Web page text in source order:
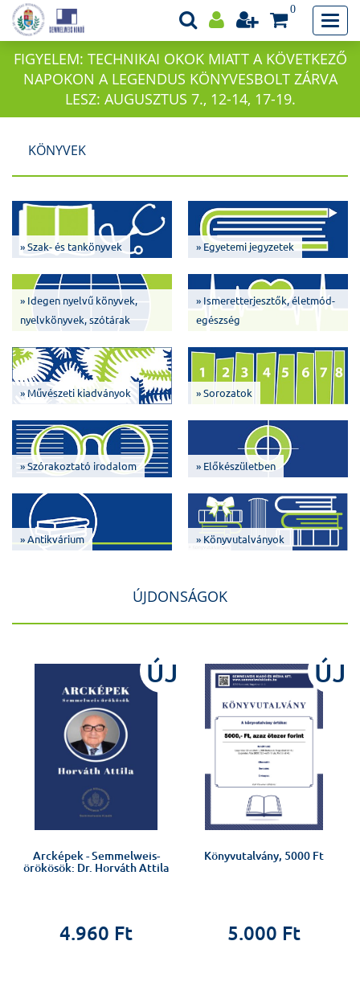
0
FIGYELEM: TECHNIKAI OKOK MIATT A KÖVETKEZŐ
NAPOKON A LEGENDUS KÖNYVESBOLT ZÁRVA
LESZ: AUGUSZTUS 7., 12-14, 17-19.
KÖNYVEK
» Szak- és tankönyvek » Egyetemi jegyzetek
» Idegen nyelvű könyvek,
nyelvkönyvek, szótárak
» Ismeretterjesztők, életmód-
egészség
» Művészeti kiadványok » Sorozatok
» Szórakoztató irodalom » Előkészületben
» Antikvárium » Könyvutalványok
ÚJDONSÁGOK
ÚJ
Arcképek - Semmelweis-
örökösök: Dr. Horváth Attila
4.960 Ft
ÚJ
Könyvutalvány, 5000 Ft
5.000 Ft